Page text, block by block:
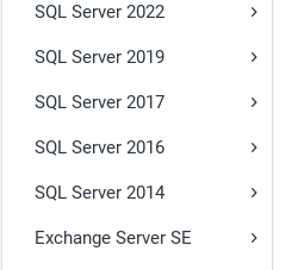
SQL Server 2022
SQL Server 2019
SQL Server 2017
SQL Server 2016
SQL Server 2014
Exchange Server SE